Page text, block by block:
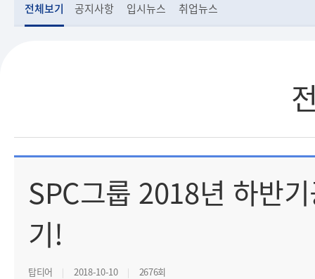
전체보기 공지사항 입시뉴스 취업뉴스
SPC그룹 2018년 하반
기!
탑티어 2018-10-10 2676회